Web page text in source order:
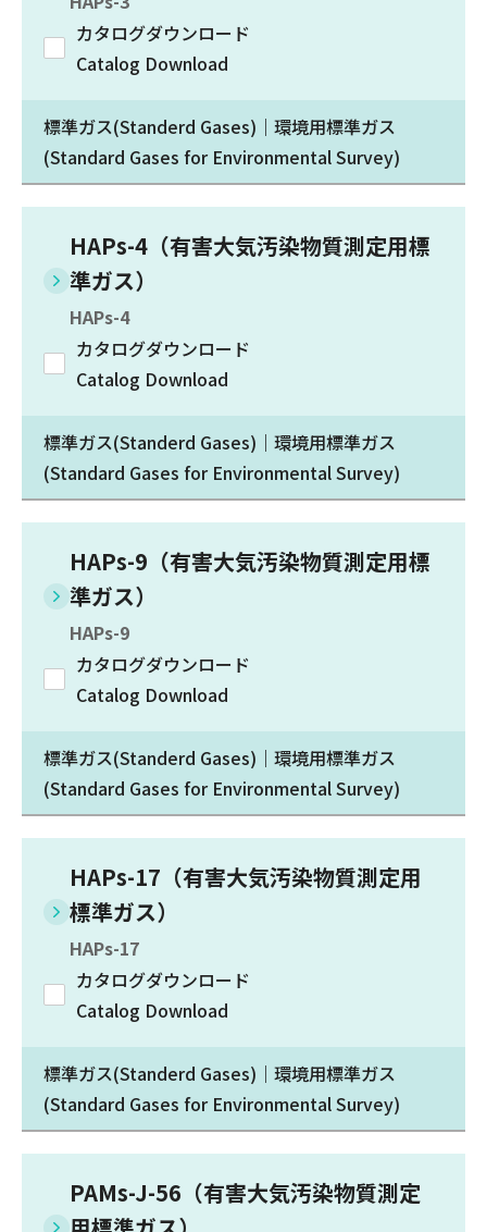
カタログダウンロード
Catalog Download
標準ガス(Standerd Gases)｜環境用標準ガス
(Standard Gases for Environmental Survey)
HAPs-4（有害大気汚染物質測定用標
準ガス）
HAPs-4
カタログダウンロード
Catalog Download
標準ガス(Standerd Gases)｜環境用標準ガス
(Standard Gases for Environmental Survey)
HAPs-9（有害大気汚染物質測定用標
準ガス）
HAPs-9
カタログダウンロード
Catalog Download
標準ガス(Standerd Gases)｜環境用標準ガス
(Standard Gases for Environmental Survey)
HAPs-17（有害大気汚染物質測定用
標準ガス）
HAPs-17
カタログダウンロード
Catalog Download
標準ガス(Standerd Gases)｜環境用標準ガス
(Standard Gases for Environmental Survey)
PAMs-J-56（有害大気汚染物質測定